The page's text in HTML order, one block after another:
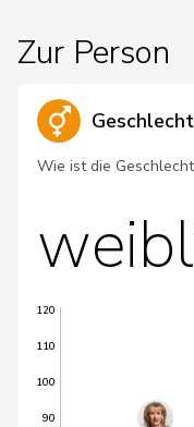
Zur Person
Geschlecht
Wie ist die
90
100
110
120